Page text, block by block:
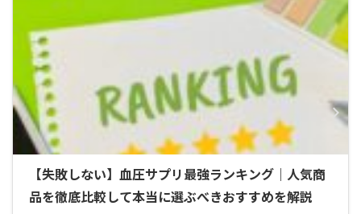
【失敗しない】血圧サプリ最強ランキング｜人気商
品を徹底比較して本当に選ぶべきおすすめを解説